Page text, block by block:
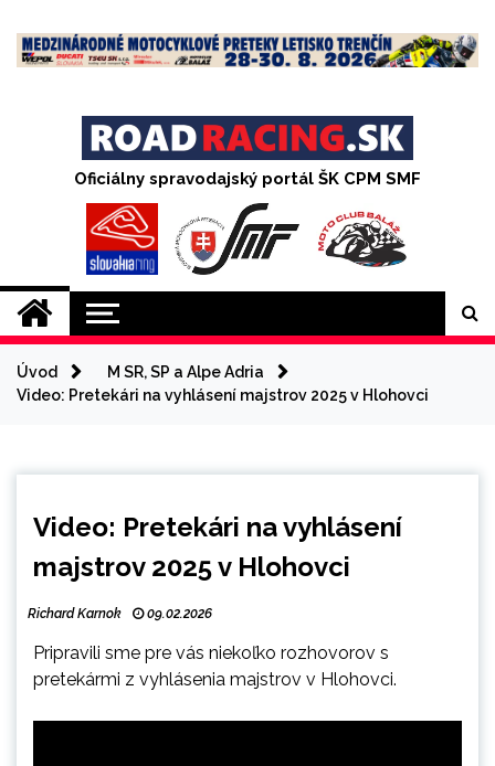
content
Oficiálny spravodajský portál ŠK CPM SMF
Úvod
M SR, SP a Alpe Adria
Video: Pretekári na vyhlásení majstrov 2025 v Hlohovci
Video: Pretekári na vyhlásení
majstrov 2025 v Hlohovci
Richard Karnok 09.02.2026
Pripravili sme pre vás niekoľko rozhovorov s
pretekármi z vyhlásenia majstrov v Hlohovci.